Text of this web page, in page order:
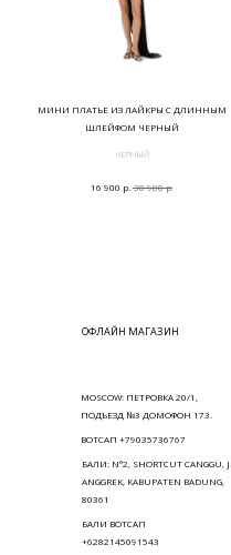
МИНИ ПЛАТЬЕ ИЗ ЛАЙКРЫ С ДЛИННЫМ
ШЛЕЙФОМ ЧЕРНЫЙ
ЧЕРНЫЙ
16 900 р. 30 900р.
ОФЛАЙН МАГАЗИН
БАЛИ: N°2, SHORTCUT CANGGU, JI
ANGGREK, KABUPATEN BADUNG,
80361
MOSCOW: ПЕТРОВКА 20/1,
ПОДЪЕЗД №3 ДОМОФОН 173.
БАЛИ ВОТСАП
+6282145091543
ВОТСАП +79035736767